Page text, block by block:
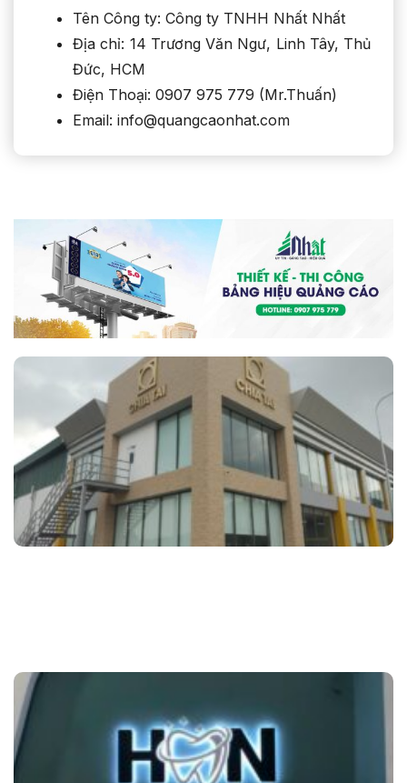
Tên Công ty: Công ty TNHH Nhất Nhất
Địa chỉ: 14 Trương Văn Ngư, Linh Tây, Thủ
Đức, HCM
Điện Thoại: 0907 975 779 (Mr.Thuấn)
Email: info@quangcaonhat.com